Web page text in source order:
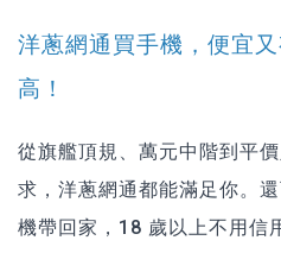
洋蔥網通買手機，便宜
高！
從旗艦頂規、萬元中階到平
求，洋蔥網通都能滿足你。
機帶回家，18 歲以上不用信